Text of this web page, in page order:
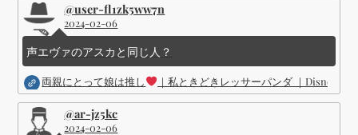
@user-fl1zk5ww7n
2024-02-06
声エヴァのアスカと同じ人？
両親にとって娘は推し ｜私ときどきレッサーパンダ ｜Disney (
@ar-jz5kc
2024-02-06